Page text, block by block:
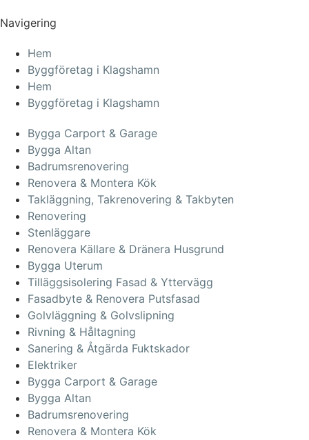
Navigering
Hem
Byggföretag i Klagshamn
Hem
Byggföretag i Klagshamn
Bygga Carport & Garage
Bygga Altan
Badrumsrenovering
Renovera & Montera Kök
Takläggning, Takrenovering & Takbyten
Renovering
Stenläggare
Renovera Källare & Dränera Husgrund
Bygga Uterum
Tilläggsisolering Fasad & Yttervägg
Fasadbyte & Renovera Putsfasad
Golvläggning & Golvslipning
Rivning & Håltagning
Sanering & Åtgärda Fuktskador
Elektriker
Bygga Carport & Garage
Bygga Altan
Badrumsrenovering
Renovera & Montera Kök